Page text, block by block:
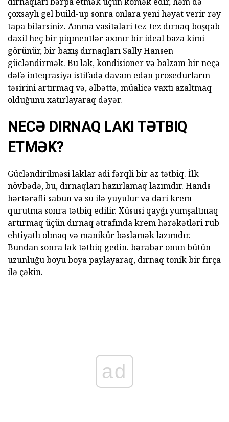
çoxsaylı gel build-up sonra onlara yeni həyat verir rəy
tapa bilərsiniz. Amma vasitələri tez-tez dırnaq boşqab
daxil heç bir piqmentlər axmır bir ideal baza kimi
görünür, bir baxış dırnaqları Sally Hansen
gücləndirmək. Bu lak, kondisioner və balzam bir neçə
dəfə inteqrasiya istifadə davam edən prosedurların
təsirini artırmaq və, əlbəttə, müalicə vaxtı azaltmaq
olduğunu xatırlayaraq dəyər.
NECƏ DIRNAQ LAKI TƏTBIQ
ETMƏK?
Gücləndirilməsi laklar adi fərqli bir az tətbiq. İlk
növbədə, bu, dırnaqları hazırlamaq lazımdır. Hands
hərtərəfli sabun və su ilə yuyulur və dəri krem
qurutma sonra tətbiq edilir. Xüsusi qayğı yumşaltmaq
artırmaq üçün dırnaq ətrafında krem hərəkətləri rub
ehtiyatlı olmaq və manikür bəsləmək lazımdır.
Bundan sonra lak tətbiq gedin. bərabər onun bütün
uzunluğu boyu boya paylayaraq, dırnaq tonik bir fırça
ilə çəkin.
ad